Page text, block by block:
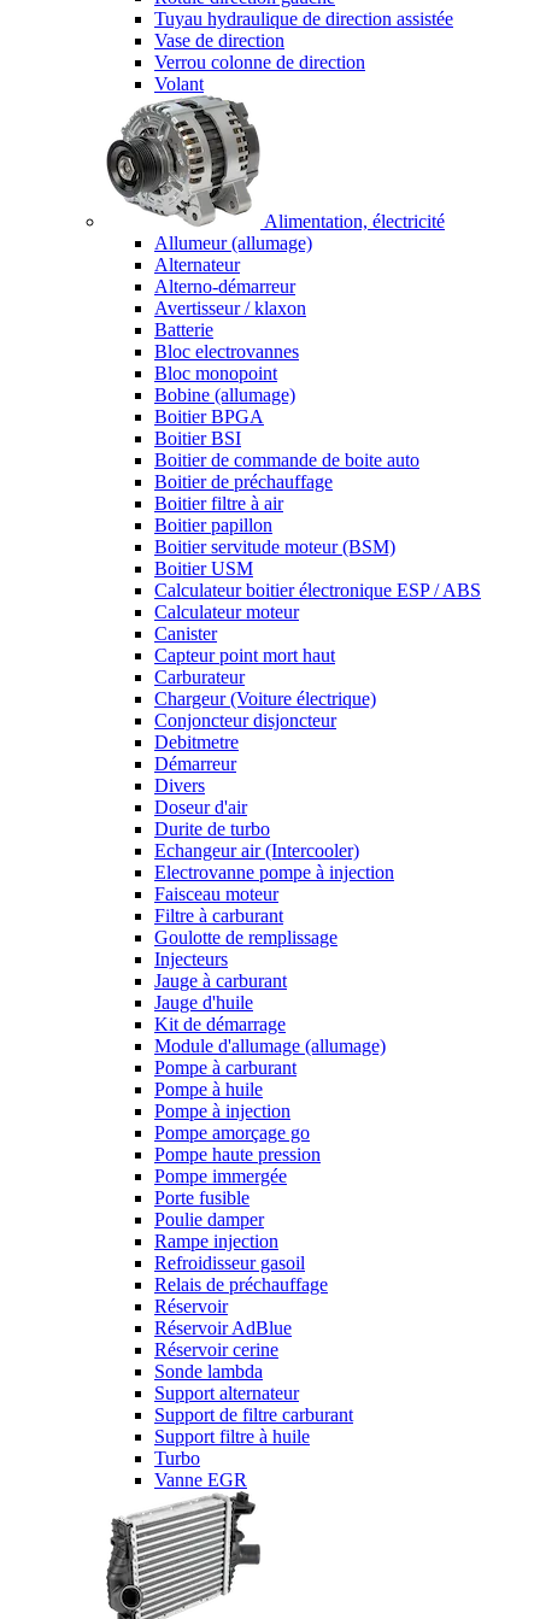
Tuyau hydraulique de direction assistée
Vase de direction
Verrou colonne de direction
Volant
Alimentation, électricité
Allumeur (allumage)
Alternateur
Alterno-démarreur
Avertisseur / klaxon
Batterie
Bloc electrovannes
Bloc monopoint
Bobine (allumage)
Boitier BPGA
Boitier BSI
Boitier de commande de boite auto
Boitier de préchauffage
Boitier filtre à air
Boitier papillon
Boitier servitude moteur (BSM)
Boitier USM
Calculateur boitier électronique ESP / ABS
Calculateur moteur
Canister
Capteur point mort haut
Carburateur
Chargeur (Voiture électrique)
Conjoncteur disjoncteur
Debitmetre
Démarreur
Divers
Doseur d'air
Durite de turbo
Echangeur air (Intercooler)
Electrovanne pompe à injection
Faisceau moteur
Filtre à carburant
Goulotte de remplissage
Injecteurs
Jauge à carburant
Jauge d'huile
Kit de démarrage
Module d'allumage (allumage)
Pompe à carburant
Pompe à huile
Pompe à injection
Pompe amorçage go
Pompe haute pression
Pompe immergée
Porte fusible
Poulie damper
Rampe injection
Refroidisseur gasoil
Relais de préchauffage
Réservoir
Réservoir AdBlue
Réservoir cerine
Sonde lambda
Support alternateur
Support de filtre carburant
Support filtre à huile
Turbo
Vanne EGR